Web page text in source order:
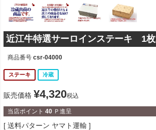
近江牛特選サーロインステーキ 1
商品番号 csr-04000
ステーキ 冷蔵
販売価格 ¥4,320税込
当店ポイント 40 Ｐ進呈
送料パターン ヤマト運輸